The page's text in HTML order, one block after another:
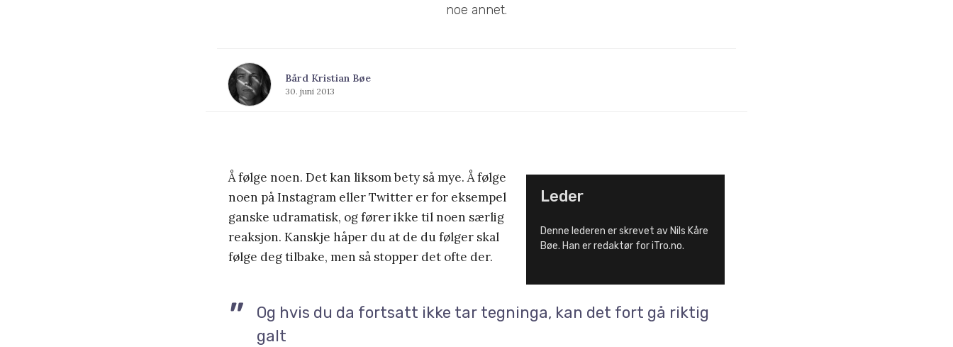
noe annet.
Bård Kristian Bøe
30. juni 2013
Leder
Denne lederen er skrevet av Nils Kåre
Bøe. Han er redaktør for iTro.no.
Å følge noen. Det kan liksom bety så mye. Å følge
noen på Instagram eller Twitter er for eksempel
ganske udramatisk, og fører ikke til noen særlig
reaksjon. Kanskje håper du at de du følger skal
følge deg tilbake, men så stopper det ofte der.
Og hvis du da fortsatt ikke tar tegninga, kan det fort gå riktig
galt